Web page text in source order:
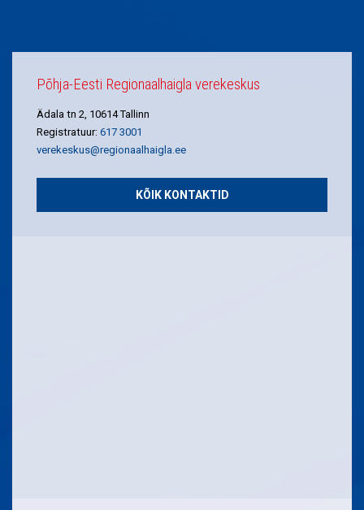
Põhja-Eesti Regionaalhaigla verekeskus
Ädala tn 2, 10614 Tallinn
Registratuur: 617 3001
verekeskus@regionaalhaigla.ee
KÕIK KONTAKTID